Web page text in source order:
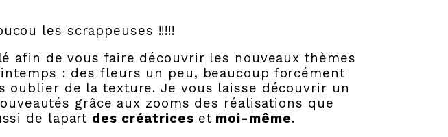
les scrappeuses !!!!!
afin de vous faire découvrir les nouveaux thèmes
: des fleurs un peu, beaucoup forcément
oublier de la texture. Je vous laisse découvrir un
grâce aux zooms des réalisations que
de lapart des créatrices et moi-même.